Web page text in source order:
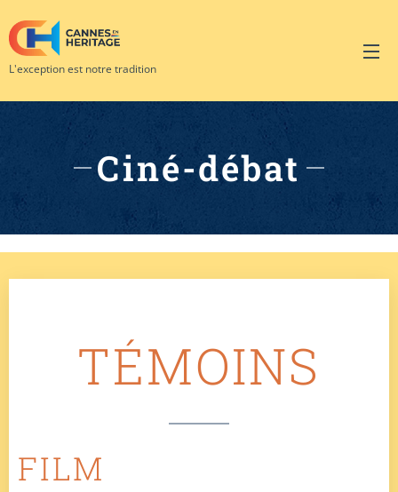
L'exception est notre tradition
Ciné-débat
TÉMOINS
FILM